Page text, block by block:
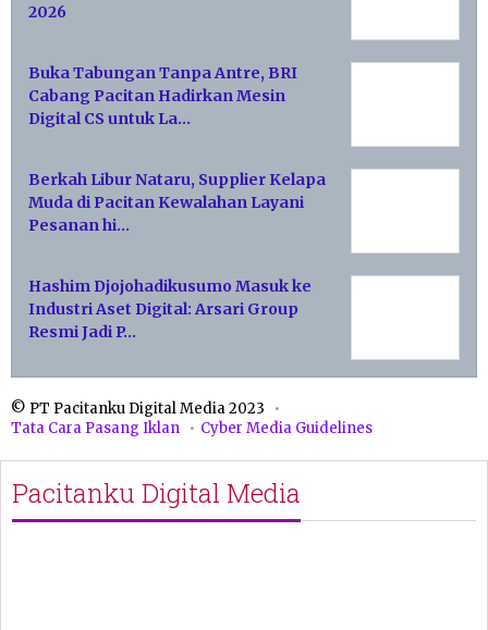
2026
Buka Tabungan Tanpa Antre, BRI
Cabang Pacitan Hadirkan Mesin
Digital CS untuk La…
Berkah Libur Nataru, Supplier Kelapa
Muda di Pacitan Kewalahan Layani
Pesanan hi…
Hashim Djojohadikusumo Masuk ke
Industri Aset Digital: Arsari Group
Resmi Jadi P…
© PT Pacitanku Digital Media 2023
Tata Cara Pasang Iklan
Cyber Media Guidelines
Pacitanku Digital Media